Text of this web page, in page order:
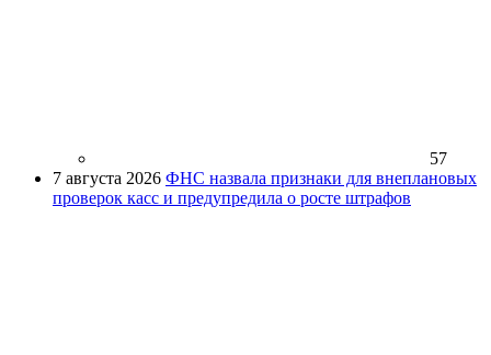
57
7 августа 2026 ФНС назвала признаки для внеплановых
проверок касс и предупредила о росте штрафов